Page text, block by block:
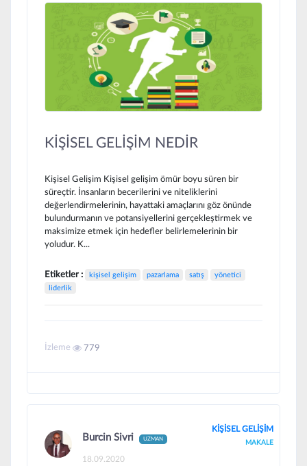
KİŞİSEL GELİŞİM NEDİR
Kişisel Gelişim Kişisel gelişim ömür boyu süren bir
süreçtir. İnsanların becerilerini ve niteliklerini
değerlendirmelerinin, hayattaki amaçlarını göz önünde
bulundurmanın ve potansiyellerini gerçekleştirmek ve
maksimize etmek için hedefler belirlemelerinin bir
yoludur. K...
Etiketler : kişisel gelişim pazarlama satış
yönetici
liderlik
İzleme 779
Burcin Sivri UZMAN
18.09.2020
KİŞİSEL GELİŞİM
MAKALE